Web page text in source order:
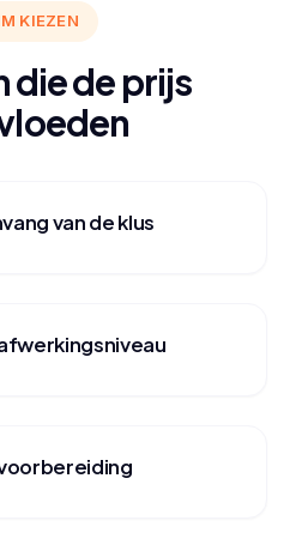
KIEZEN
die de prijs
van de klus